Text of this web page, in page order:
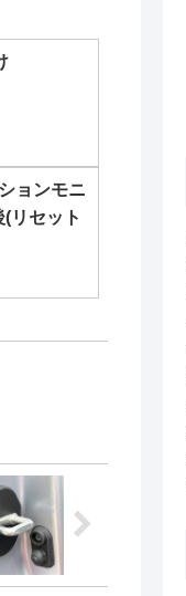
ョンモニ
リセット